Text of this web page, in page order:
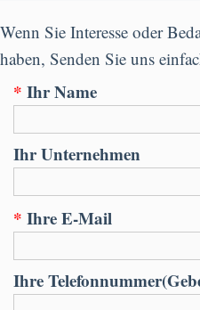
Wenn Sie Interesse oder
haben, Senden Sie uns
* Ihr Name
Ihr Unternehmen
* Ihre E-Mail
Ihre